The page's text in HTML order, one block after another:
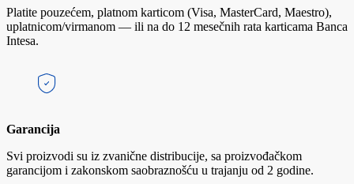
Platite pouzećem, platnom karticom (Visa, MasterCard, Maestro),
uplatnicom/virmanom — ili na do 12 mesečnih rata karticama Banca
Intesa.
Garancija
Svi proizvodi su iz zvanične distribucije, sa proizvođačkom
garancijom i zakonskom saobraznošću u trajanju od 2 godine.